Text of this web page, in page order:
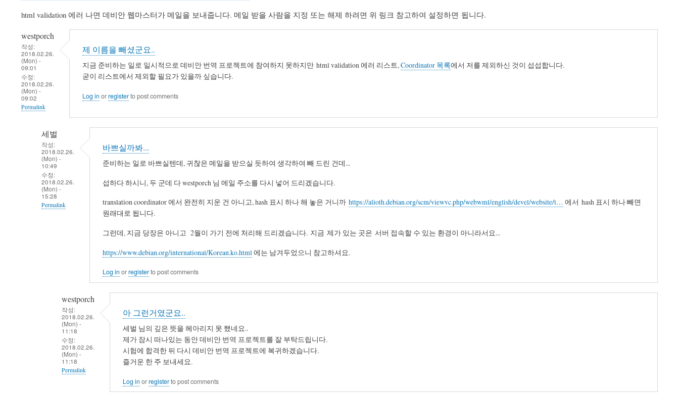
html validation 에러 나면 데비안 웹마스터가 메일을 보내줍니다. 메일 받을 사람을 지정 또는 해제 하려면 위 링크 참고하여 설정하면 됩니다.
westporch
작성:
2018.02.26.
(Mon) -
09:01
수정:
2018.02.26.
(Mon) -
09:02
Permalink
제 이름을 빼셨군요..
지금 준비하는 일로 일시적으로 데비안 번역 프로젝트에 참여하지 못하지만 html validation 에러 리스트,Coordinator 목록에서 저를 제외하신 것이 섭섭합니다.
굳이 리스트에서 제외할 필요가 있을까 싶습니다.
Log in orregisterto post comments
세벌
작성:
2018.02.26.
(Mon) -
10:49
수정:
2018.02.26.
(Mon) -
15:28
Permalink
westporch
바쁘실까봐...
준비하는 일로 바쁘실텐데, 귀찮은 메일을 받으실 듯하여 생각하여 빼 드린 건데...
섭하다 하시니, 두 군데 다 westporch 님 메일 주소를 다시 넣어 드리겠습니다.
translation coordinator 에서 완전히 지운 건 아니고, hash 표시 하나 해 놓은 거니까 https://alioth.debian.org/scm/viewvc.php/webwml/english/devel/website/t… 에서 hash 표시 하나 빼면
원래대로 됩니다.
그런데, 지금 당장은 아니고 2월이 가기 전에 처리해 드리겠습니다. 지금 제가 있는 곳은 서버 접속할 수 있는 환경이 아니라서요...
https://www.debian.org/international/Korean.ko.html 에는 남겨두었으니 참고하셔요.
Log in orregisterto post comments
westporch
작성:
2018.02.26.
(Mon) -
11:18
수정:
2018.02.26.
(Mon) -
11:18
Permalink
아 그런거였군요..
세벌 님의 깊은 뜻을 헤아리지 못 했네요..
제가 잠시 떠나있는 동안 데비안 번역 프로젝트를 잘 부탁드립니다.
시험에 합격한 뒤 다시 데비안 번역 프로젝트에 복귀하겠습니다.
즐거운 한 주 보내세요.
Log in orregisterto post comments